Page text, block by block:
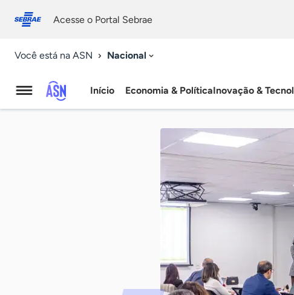
conosco
Acesse o Portal Sebrae
Você está na ASN Nacional
Agência
Início Economia & PolíticaInovação &